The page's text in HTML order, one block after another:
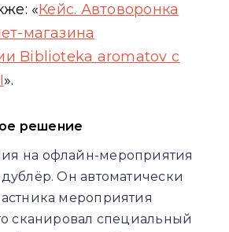
«Кейс. Автоворонка
магазина
Biblioteka aromatov c
».
решение
на офлайн-мероприятия
Он автоматически
мероприятия
сканировал специальный